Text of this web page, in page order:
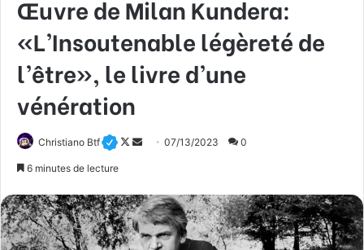
Œuvre de Milan Kundera:
«L’Insoutenable légèreté de
l’être», le livre d’une
vénération
Christiano Btf
F
l
o
w
o
y
e
07/13/2023 0
6 minutes de lecture